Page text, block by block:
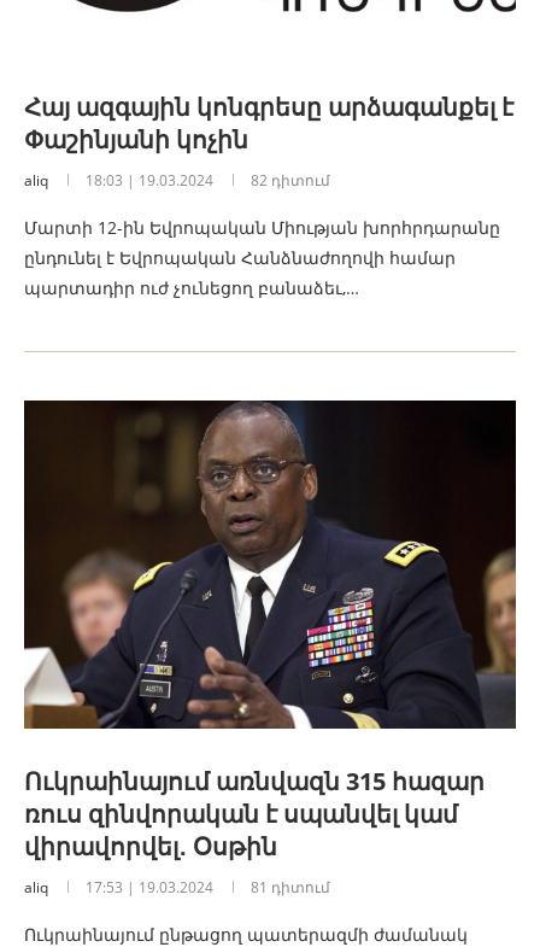
Հայ ազգային կոնգրեսը արձագանքել է
Փաշինյանի կոչին
aliq 18:03 | 19.03.2024 82 դիտում
Մարտի 12-ին Եվրոպական Միության խորհրդարանը
ընդունել է Եվրոպական Հանձնաժողովի համար
պարտադիր ուժ չունեցող բանաձեւ,…
Ուկրաինայում առնվազն 315 հազար
ռուս զինվորական է սպանվել կամ
վիրավորվել․ Օսթին
aliq 17:53 | 19.03.2024 81 դիտում
Ուկրաինայում ընթացող պատերազմի ժամանակ